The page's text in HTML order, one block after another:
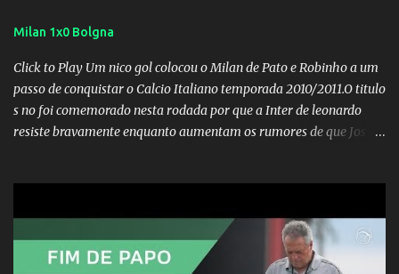
Milan 1x0 Bolgna
Click to Play Um nico gol colocou o Milan de Pato e Robinho a um
passo de conquistar o Calcio Italiano temporada 2010/2011.O titulo
s no foi comemorado nesta rodada por que a Inter de leonardo
resiste bravamente enquanto aumentam os rumores de que Jos